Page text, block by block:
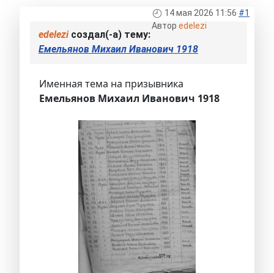
14 мая 2026 11:56 #1
Автор edelezi
edeleziсоздал(-а) тему:
Емельянов Михаил Иванович 1918
Именная тема на призывника
Емельянов Михаил Иванович 1918